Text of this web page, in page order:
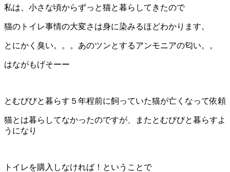
私は、小さな頃からずっと猫と暮らしてきたので
猫のトイレ事情の大変さは身に染みるほどわかります。
とにかく臭い。。。あのツンとするアンモニアの匂い。。
はながもげそーー
とむびびと暮らす５年程前に飼っていた猫が亡くなって依頼
猫とは暮らしてなかったのですが、またとむびびと暮らすよ
うになり
トイレを購入しなければ！ということで